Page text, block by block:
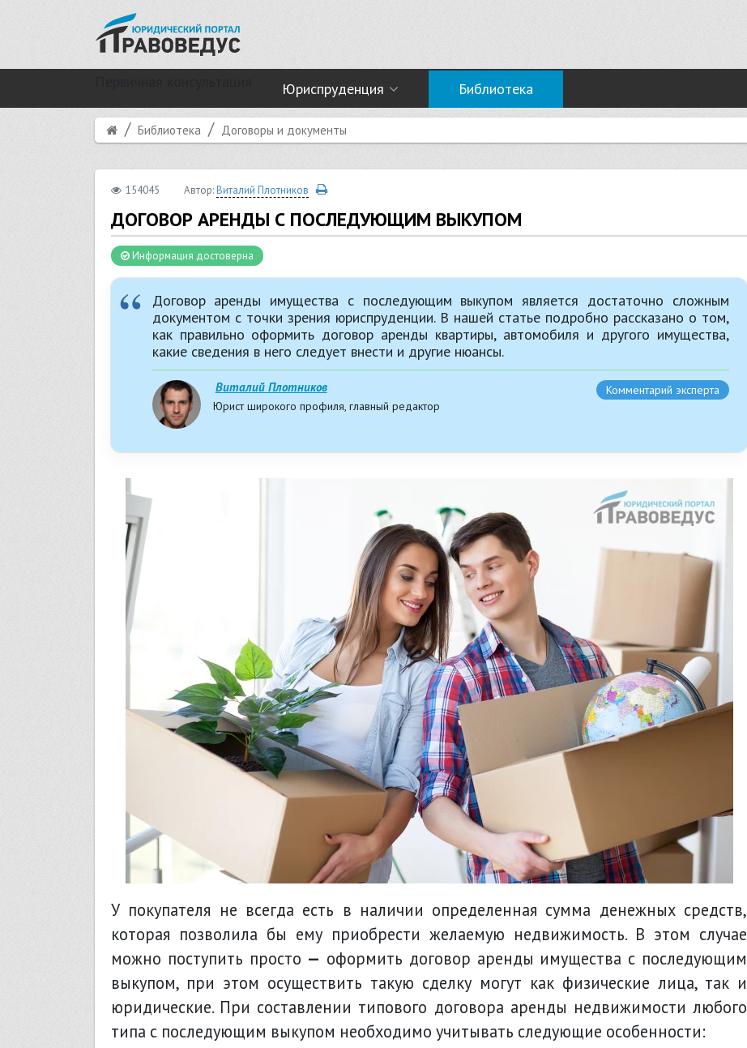
Юриспруденция Библиотека
Библиотека Договоры и документы
154045 Автор: Виталий Плотников
ДОГОВОР АРЕНДЫ С ПОСЛЕДУЮЩИМ ВЫКУПОМ
Информация достоверна
Договор аренды имущества с последующим выкупом является достаточно сложным
документом с точки зрения юриспруденции. В нашей статье подробно рассказано о том,
как правильно оформить договор аренды квартиры, автомобиля и другого имущества,
какие сведения в него следует внести и другие нюансы.
Виталий Плотников
Юрист широкого профиля, главный редактор
Комментарий эксперта
У покупателя не всегда есть в наличии определенная сумма денежных средств,
которая позволила бы ему приобрести желаемую недвижимость. В этом случае
можно поступить просто — оформить договор аренды имущества с последующим
выкупом, при этом осуществить такую сделку могут как физические лица, так и
юридические. При составлении типового договора аренды недвижимости любого
типа с последующим выкупом необходимо учитывать следующие особенности: